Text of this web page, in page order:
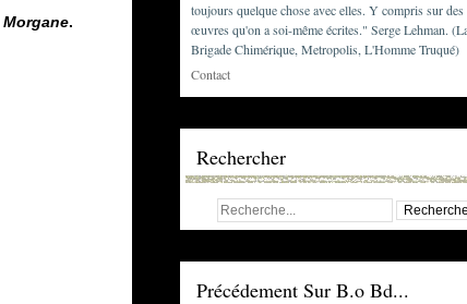
Morgane.
toujours quelque chose avec elles. Y compris sur des
œuvres qu'on a soi-même écrites." Serge Lehman.
Brigade Chimérique, Metropolis, L'Homme Truqué)
Contact
Rechercher
Précédement Sur B.o Bd...